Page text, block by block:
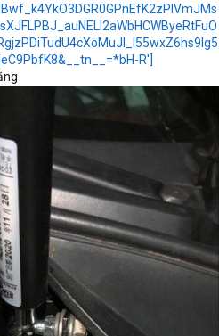
R']